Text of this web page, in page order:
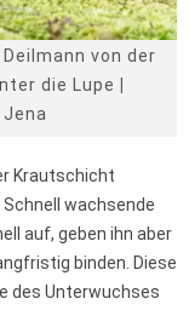
von der
die Lupe
Jena
Krautschicht
wachsende
auf, geben ihn aber
binden. Diese
des Unterwuchses